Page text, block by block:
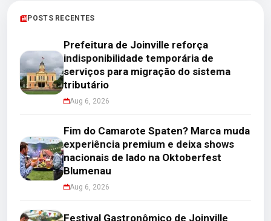
POSTS RECENTES
Prefeitura de Joinville reforça
indisponibilidade temporária de
serviços para migração do sistema
tributário
Aug 6, 2026
Fim do Camarote Spaten? Marca muda
experiência premium e deixa shows
nacionais de lado na Oktoberfest
Blumenau
Aug 6, 2026
Festival Gastronômico de Joinville